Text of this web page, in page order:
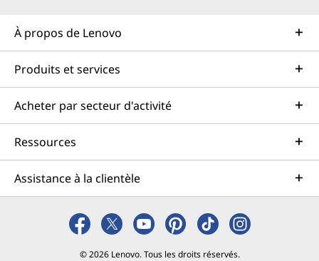
À propos de Lenovo
Produits et services
Acheter par secteur d'activité
Ressources
Assistance à la clientèle
© 2026 Lenovo. Tous les droits réservés.